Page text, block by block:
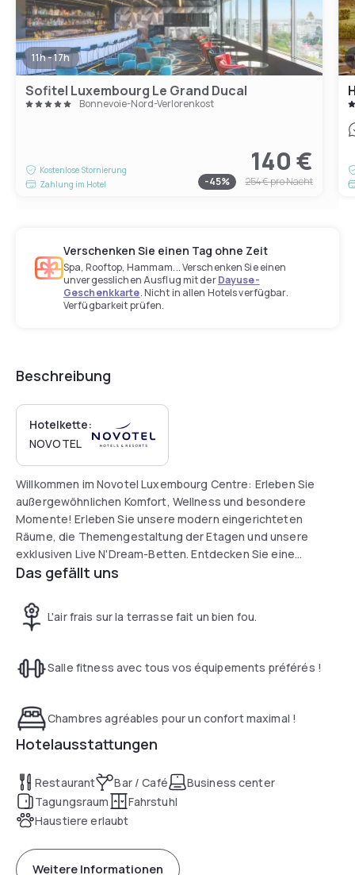
11h - 17h
Sofitel Luxembourg Le Grand Ducal
Bonnevoie-Nord-Verlorenkost
Kostenlose Stornierung
Zahlung im Hotel
140 €
-45% 254 €pro Nacht
Verschenken Sie einen Tag ohne Zeit
Spa, Rooftop, Hammam... Verschenken Sie einen
unvergesslichen Ausflug mit derDayuse-
Geschenkkarte. Nicht in allen Hotels verfügbar.
Verfügbarkeit prüfen.
Beschreibung
Hotelkette:
NOVOTEL
Willkommen im Novotel Luxembourg Centre: Erleben Sie
außergewöhnlichen Komfort, Wellness und besondere
Momente! Erleben Sie unsere modern eingerichteten
Räume, die Themengestaltung der Etagen und unsere
exklusiven Live N'Dream-Betten. Entdecken Sie eine
perfekte Mischung aus Komfort und Raffinesse, in der Nähe
Minuten vom Bahnhof und dem Herzen der Stadt entfernt.
Ihre Reise beginnt hier, wo Business, Komfort und Wellness
Das gefällt uns
L'air frais sur la terrasse fait un bien fou.
Salle fitness avec tous vos équipements préférés !
Chambres agréables pour un confort maximal !
Hotelausstattungen
Restaurant Bar / Café
Business center
Tagungsraum
Fahrstuhl
Haustiere erlaubt
Weitere Informationen